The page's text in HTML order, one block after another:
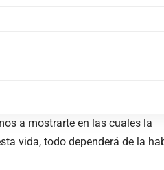
a mostrarte en las cuales la
vida, todo dependerá de la